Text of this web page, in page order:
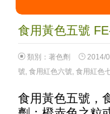
食用黃色五號
類別： 著色劑 2014/
號 食用紅色六號 食用紅色
食用黃色五號，